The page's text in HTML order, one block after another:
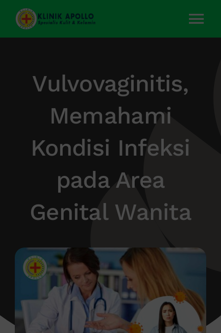
Skip
content
Layanan Kami
Tentang Kami
Artikel
Vulvovaginitis,
Memahami
Kondisi Infeksi
pada Area
Genital Wanita